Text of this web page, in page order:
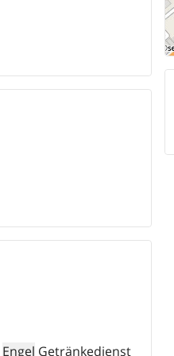
Engel Getränkedienst